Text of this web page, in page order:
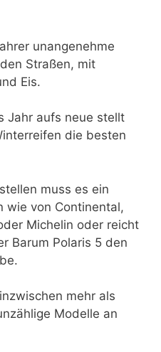
unangenehme
Straßen, mit
Eis.
Jahr aufs neue stellt
die besten
muss es ein
wie von Continental,
Michelin oder reicht
Barum Polaris 5 den
mehr als
Modelle an